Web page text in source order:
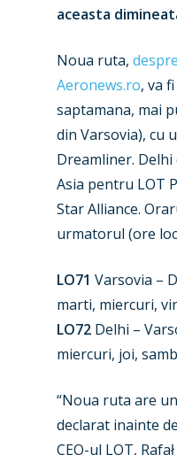
aceasta
Noua ruta,
Aeronews.ro, va
saptamana, mai
din Varsovia), cu
Dreamliner.
Asia pentru LOT
Star Alliance.
urmatorul (ore
LO71 Varsovia –
marti, miercuri,
LO72 Delhi –
miercuri, joi,
“Noua ruta are
declarat inainte
CEO-ul LOT,